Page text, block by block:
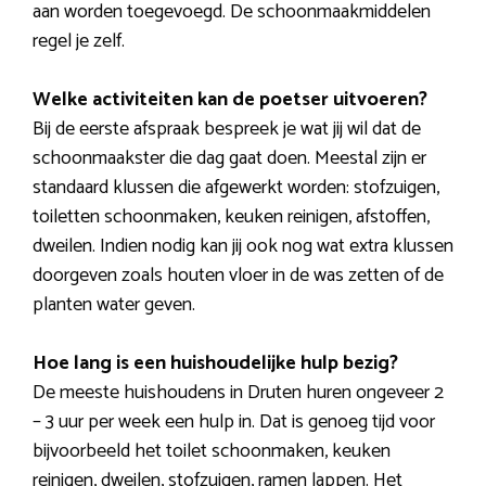
aan worden toegevoegd. De schoonmaakmiddelen
regel je zelf.
Welke activiteiten kan de poetser uitvoeren?
Bij de eerste afspraak bespreek je wat jij wil dat de
schoonmaakster die dag gaat doen. Meestal zijn er
standaard klussen die afgewerkt worden: stofzuigen,
toiletten schoonmaken, keuken reinigen, afstoffen,
dweilen. Indien nodig kan jij ook nog wat extra klussen
doorgeven zoals houten vloer in de was zetten of de
planten water geven.
Hoe lang is een huishoudelijke hulp bezig?
De meeste huishoudens in Druten huren ongeveer 2
– 3 uur per week een hulp in. Dat is genoeg tijd voor
bijvoorbeeld het toilet schoonmaken, keuken